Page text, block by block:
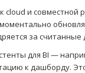
cloud и
за считанные
для BI —
к дашборду.